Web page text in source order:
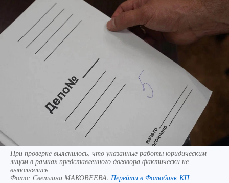
При проверке выяснилось, что указанные работы юридическим
лицом в рамках представленного договора фактически не
выполнялись
Фото: Светлана МАКОВЕЕВА. Перейти в Фотобанк КП